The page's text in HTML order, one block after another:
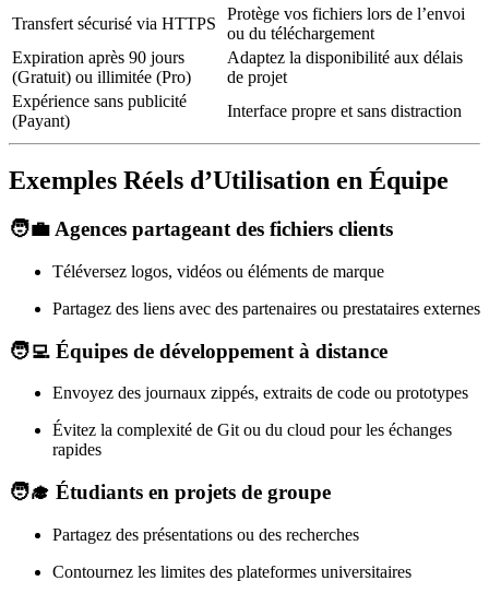
Transfert sécurisé via HTTPS
Protège vos fichiers lors de l’envoi
ou du téléchargement
Expiration après 90 jours
(Gratuit) ou illimitée (Pro)
Adaptez la disponibilité aux délais
de projet
Expérience sans publicité
(Payant)
Interface propre et sans distraction
Exemples Réels d’Utilisation en Équipe
🧑‍💼Agences partageant des fichiers clients
Téléversez logos, vidéos ou éléments de marque
Partagez des liens avec des partenaires ou prestataires externes
🧑‍💻 Équipes de développement à distance
Envoyez des journaux zippés, extraits de code ou prototypes
Évitez la complexité de Git ou du cloud pour les échanges
rapides
🧑‍🎓 Étudiants en projets de groupe
Partagez des présentations ou des recherches
Contournez les limites des plateformes universitaires